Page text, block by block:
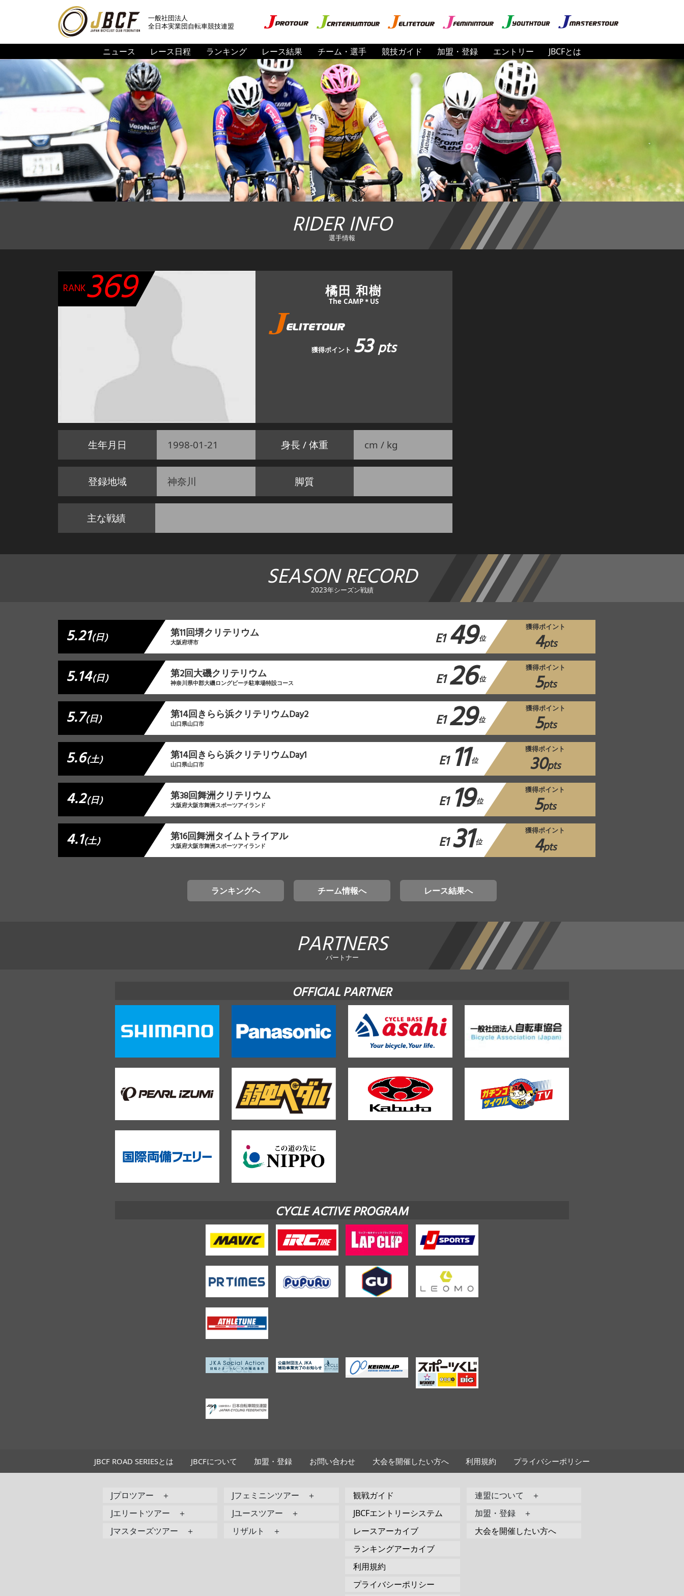
一般社団法人
全日本実業団自転車競技連盟
ニュース レース日程 ランキング レース結果 チーム・選手 競技ガイド 加盟・登録 エントリー JBCFとは
RIDER INFO
選手情報
RANK369 橘田 和樹
The CAMP＊US
獲得ポイント 53pts
生年月日 1998-01-21 身長 / 体重 cm / kg
登録地域 神奈川 脚質
主な戦績
SEASON RECORD
2023年シーズン戦績
5.21(日) 第11回堺クリテリウム
大阪府堺市 E1 49位
獲得ポイント
4pts
5.14(日) 第2回大磯クリテリウム
神奈川県中郡大磯ロングビーチ駐車場特設コース E126位
獲得ポイント
5pts
5.7(日) 第14回きらら浜クリテリウムDay2
山口県山口市 E129 位
獲得ポイント
5pts
5.6(土) 第14回きらら浜クリテリウムDay1
山口県山口市 E1 11 位
獲得ポイント
30pts
4.2(日) 第38回舞洲クリテリウム
大阪府大阪市舞洲スポーツアイランド E1 19位
獲得ポイント
5pts
4.1(土) 第16回舞洲タイムトライアル
大阪府大阪市舞洲スポーツアイランド E1 31 位
獲得ポイント
4pts
ランキングへ チーム情報へ レース結果へ
PARTNERS
パートナー
OFFICIAL PARTNER
CYCLE ACTIVE PROGRAM
JBCF ROAD SERIESとは JBCFについて 加盟・登録 お問い合わせ 大会を開催したい方へ 利用規約 プライバシーポリシー
Jプロツアー ＋
Jエリートツアー ＋
Jマスターズツアー ＋
Jフェミニンツアー ＋
Jユースツアー ＋
リザルト ＋
観戦ガイド
JBCFエントリーシステム
レースアーカイブ
ランキングアーカイブ
利用規約
プライバシーポリシー
連盟について ＋
加盟・登録 ＋
大会を開催したい方へ